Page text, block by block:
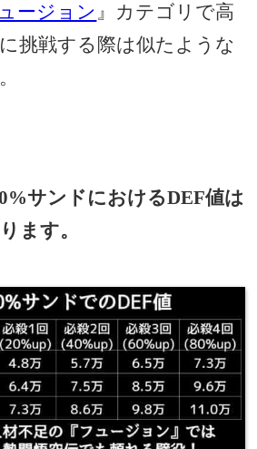
ージョン 』カテゴリで高
挑戦する際は似たような
サンドにおけるDEF値は
ます。